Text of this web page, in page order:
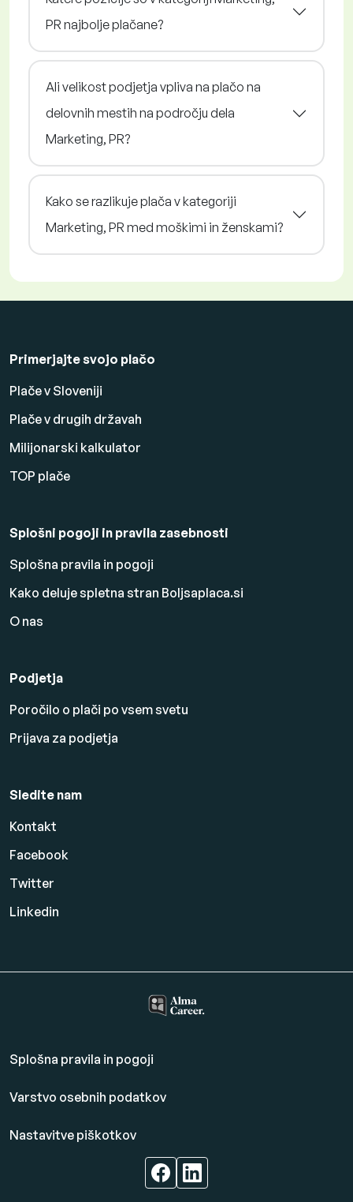
PR najbolje plačane?
Ali velikost podjetja vpliva na plačo na
delovnih mestih na področju dela
Marketing, PR?
Kako se razlikuje plača v kategoriji
Marketing, PR med moškimi in ženskami?
Primerjajte svojo plačo
Plače v Sloveniji
Plače v drugih državah
Milijonarski kalkulator
TOP plače
Splošni pogoji in pravila zasebnosti
Splošna pravila in pogoji
Kako deluje spletna stran Boljsaplaca.si
O nas
Podjetja
Poročilo o plači po vsem svetu
Prijava za podjetja
Sledite nam
Kontakt
Facebook
Twitter
Linkedin
Splošna pravila in pogoji
Varstvo osebnih podatkov
Nastavitve piškotkov